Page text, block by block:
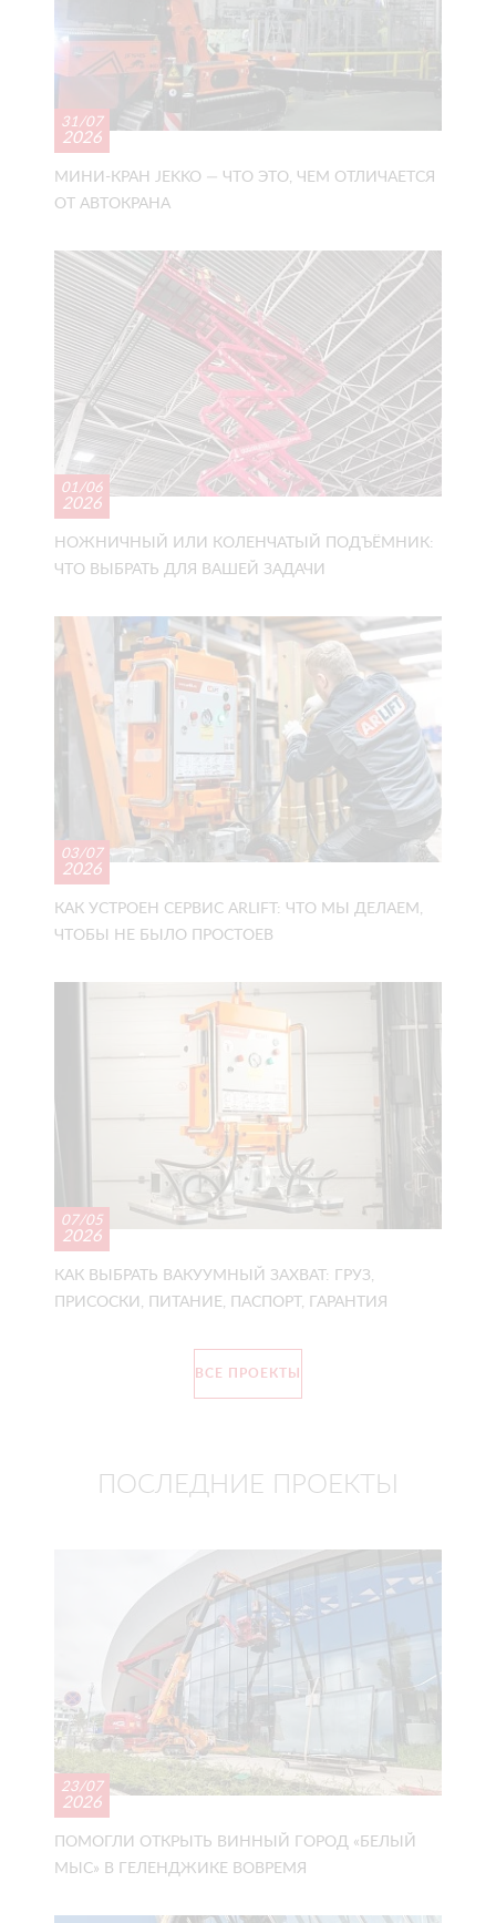
31/07
2026
МИНИ-КРАН JEKKO — ЧТО ЭТО, ЧЕМ ОТЛИЧАЕТСЯ
ОТ АВТОКРАНА
01/06
2026
НОЖНИЧНЫЙ ИЛИ КОЛЕНЧАТЫЙ ПОДЪЁМНИК:
ЧТО ВЫБРАТЬ ДЛЯ ВАШЕЙ ЗАДАЧИ
03/07
2026
КАК УСТРОЕН СЕРВИС ARLIFT: ЧТО МЫ ДЕЛАЕМ,
ЧТОБЫ НЕ БЫЛО ПРОСТОЕВ
07/05
2026
КАК ВЫБРАТЬ ВАКУУМНЫЙ ЗАХВАТ: ГРУЗ,
ПРИСОСКИ, ПИТАНИЕ, ПАСПОРТ, ГАРАНТИЯ
ВСЕ ПРОЕКТЫ
ПОСЛЕДНИЕ ПРОЕКТЫ
23/07
2026
ПОМОГЛИ ОТКРЫТЬ ВИННЫЙ ГОРОД «БЕЛЫЙ
МЫС» В ГЕЛЕНДЖИКЕ ВОВРЕМЯ